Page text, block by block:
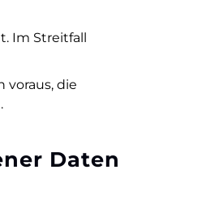
Im Streitfall
die
Daten